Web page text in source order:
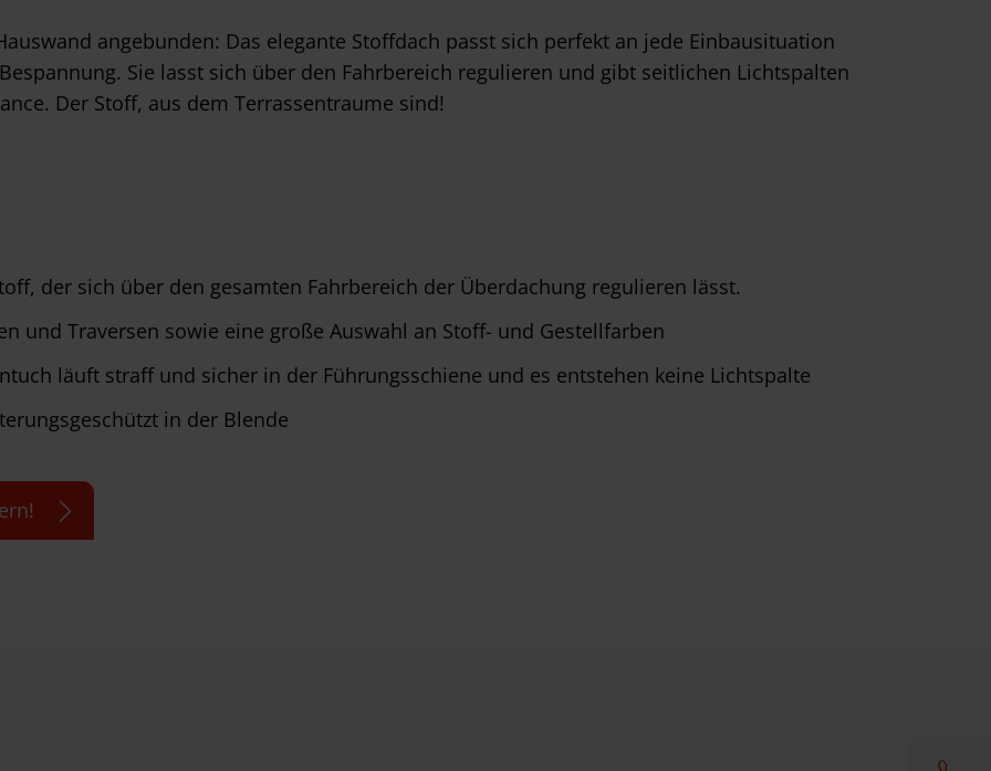
angebunden: Das elegante Stoffdach passt sich perfekt an jede Einbausituation
Sie lasst sich über den Fahrbereich regulieren und gibt seitlichen Lichtspalten
Der Stoff, aus dem Terrassentraume sind!
der sich über den gesamten Fahrbereich der Überdachung regulieren lässt.
und Traversen sowie eine große Auswahl an Stoff- und Gestellfarben
läuft straff und sicher in der Führungsschiene und es entstehen keine Lichtspalte
in der Blende